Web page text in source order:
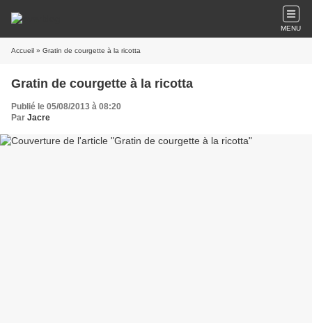
MENU
Accueil » Gratin de courgette à la ricotta
Gratin de courgette à la ricotta
Publié le 05/08/2013 à 08:20
Par Jacre